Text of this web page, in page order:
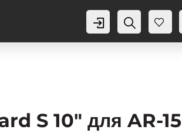
Аккаунт
Пошук
Баж
S 10″ для AR-15